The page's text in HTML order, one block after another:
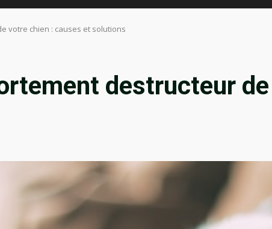
votre chien : causes et solutions
destructeur